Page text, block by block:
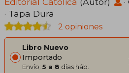
· Tapa Dura
2 opiniones
Libro Nuevo
Importado
Envío: 5 a 8 días háb.